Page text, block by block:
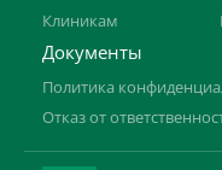
Клиникам
Документы
Политика
Отказ от